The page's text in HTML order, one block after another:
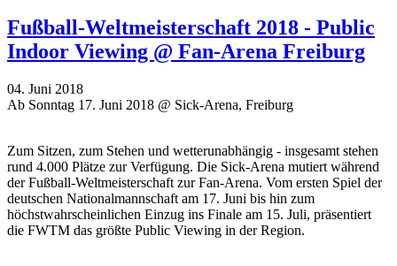
Fußball-Weltmeisterschaft 2018 - Public
Indoor Viewing @ Fan-Arena Freiburg
04. Juni 2018
Ab Sonntag 17. Juni 2018 @ Sick-Arena, Freiburg
Zum Sitzen, zum Stehen und wetterunabhängig - insgesamt stehen
rund 4.000 Plätze zur Verfügung. Die Sick-Arena mutiert während
der Fußball-Weltmeisterschaft zur Fan-Arena. Vom ersten Spiel der
deutschen Nationalmannschaft am 17. Juni bis hin zum
höchstwahrscheinlichen Einzug ins Finale am 15. Juli, präsentiert
die FWTM das größte Public Viewing in der Region.